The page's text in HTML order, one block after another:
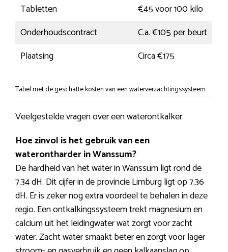
Tabletten
€45 voor 100 kilo
Onderhoudscontract
C.a. €105 per beurt
Plaatsing
Circa €175
Tabel met de geschatte kosten van een waterverzachtingssysteem
Veelgestelde vragen over een waterontkalker
Hoe zinvol is het gebruik van een
waterontharder in Wanssum?
De hardheid van het water in Wanssum ligt rond de
7.34 dH. Dit cijfer in de provincie Limburg ligt op 7.36
dH. Er is zeker nog extra voordeel te behalen in deze
regio. Een ontkalkingssysteem trekt magnesium en
calcium uit het leidingwater wat zorgt voor zacht
water. Zacht water smaakt beter en zorgt voor lager